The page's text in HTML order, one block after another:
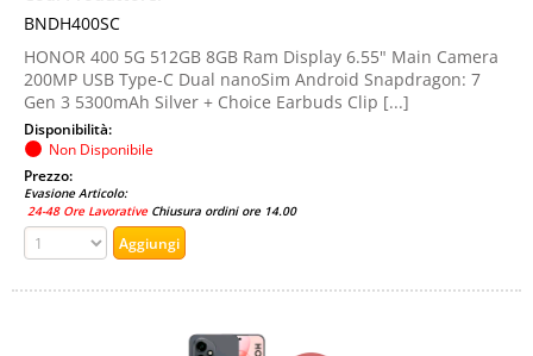
BNDH400SC
HONOR 400 5G 512GB 8GB Ram Display 6.55" Main Camera
200MP USB Type-C Dual nanoSim Android Snapdragon: 7
Gen 3 5300mAh Silver + Choice Earbuds Clip [...]
Disponibilità:
Non Disponibile
Prezzo:
Evasione Articolo:
24-48 Ore Lavorative Chiusura ordini ore 14.00